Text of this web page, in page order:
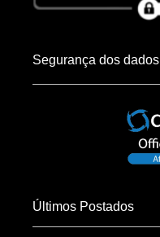
Segurança dos dados
Últimos Postados